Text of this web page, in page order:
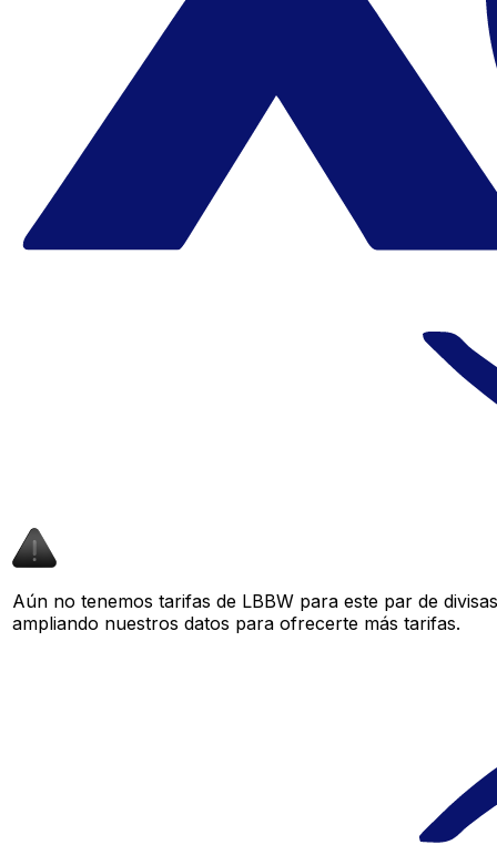
Aún no tenemos tarifas de LBBW para este par de
ampliando nuestros datos para ofrecerte más tarifas.